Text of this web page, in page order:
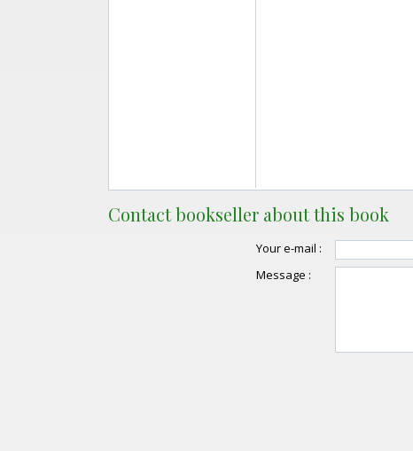
Contact bookseller about this book
Your e-mail :
Message :